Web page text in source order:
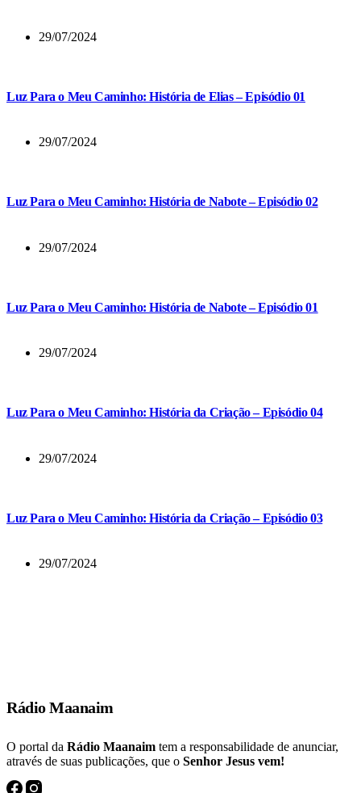
29/07/2024
Luz Para o Meu Caminho: História de Elias – Episódio 01
29/07/2024
Luz Para o Meu Caminho: História de Nabote – Episódio 02
29/07/2024
Luz Para o Meu Caminho: História de Nabote – Episódio 01
29/07/2024
Luz Para o Meu Caminho: História da Criação – Episódio 04
29/07/2024
Luz Para o Meu Caminho: História da Criação – Episódio 03
29/07/2024
Rádio Maanaim
O portal da Rádio Maanaim tem a responsabilidade de anunciar,
através de suas publicações, que o Senhor Jesus vem!